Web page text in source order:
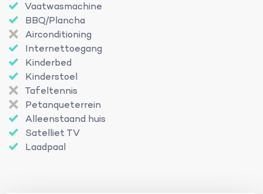
Vaatwasmachine
BBQ/Plancha
Airconditioning
Internettoegang
Kinderbed
Kinderstoel
Tafeltennis
Petanqueterrein
Alleenstaand huis
Satelliet TV
Laadpaal